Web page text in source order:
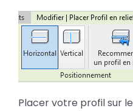
Placer votre profil sur